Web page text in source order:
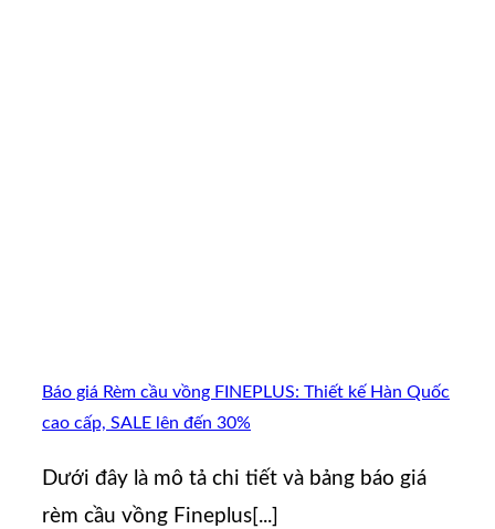
Báo giá Rèm cầu vồng FINEPLUS: Thiết kế Hàn Quốc
cao cấp, SALE lên đến 30%
Dưới đây là mô tả chi tiết và bảng báo giá
rèm cầu vồng Fineplus[...]